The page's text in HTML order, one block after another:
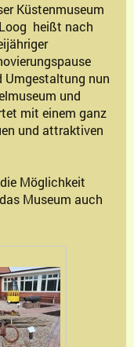
Küstenmuseum
heißt nach
Umgestaltung nun
und
mit einem ganz
und attraktiven
Möglichkeit
Museum auch